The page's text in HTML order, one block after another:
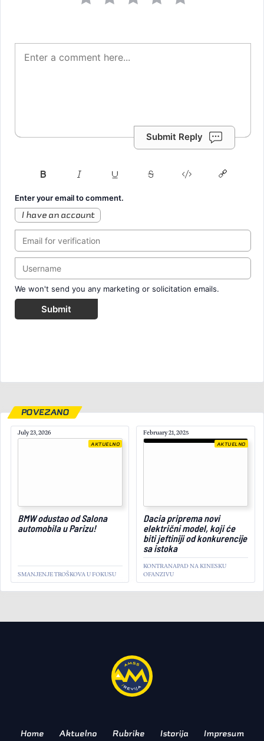
Submit Reply
Enter your email to comment.
I have an account
We won't send you any marketing or solicitation emails.
Submit
POVEZANO
July 23, 2026
BMW odustao od Salona
automobila u Parizu!
SMANJENJE TROŠKOVA U FOKUSU
AKTUELNO
February 21, 2025
Dacia priprema novi
električni model, koji će
biti jeftiniji od konkurencije
sa istoka
KONTRANAPAD NA KINESKU
OFANZIVU
AKTUELNO
May 16, 2025
prijavio gubitke i najavio
Home Aktuelno Rubrike Istorija Impresum